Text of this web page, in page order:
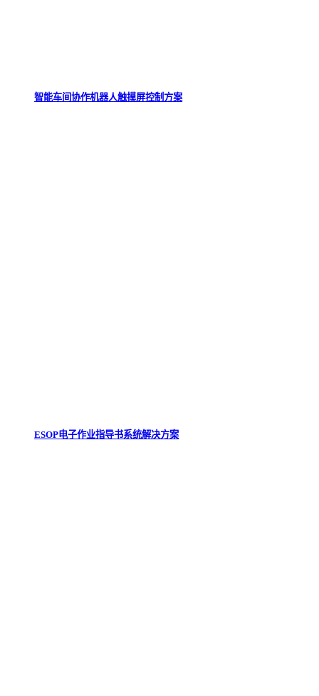
智能车间协作机器人触摸屏控制方案
ESOP电子作业指导书系统解决方案